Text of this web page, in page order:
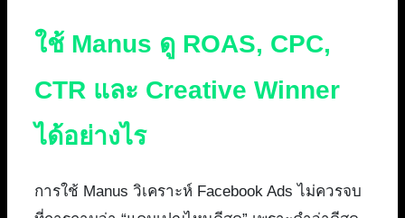
ใช้ Manus ดู ROAS, CPC,
CTR และ Creative Winner
ได้อย่างไร
การใช้ Manus วิเคราะห์ Facebook Ads ไม่ควรจบ